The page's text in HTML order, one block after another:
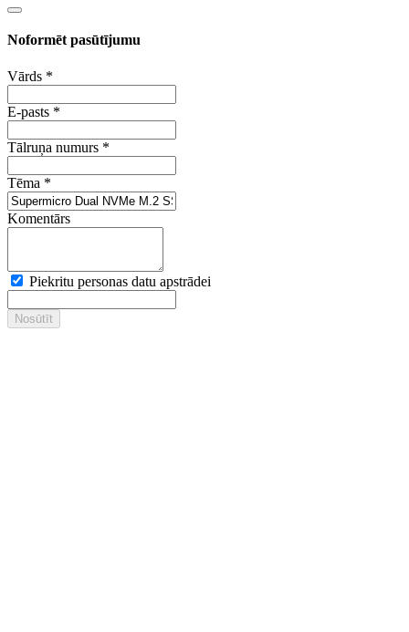
Noformēt pasūtījumu
Vārds *
E-pasts *
Tālruņa numurs *
Tēma *
Komentārs
Piekritu personas datu apstrādei
Nosūtīt